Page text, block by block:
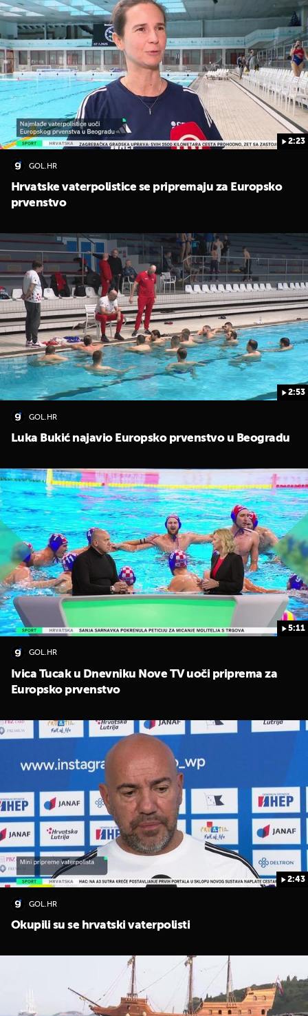
2:23
GOL.HR
Hrvatske vaterpolistice se pripremaju za Europsko
prvenstvo
2:53
GOL.HR
Luka Bukić najavio Europsko prvenstvo u Beogradu
5:11
GOL.HR
Ivica Tucak u Dnevniku Nove TV uoči priprema za
Europsko prvenstvo
2:43
GOL.HR
Okupili su se hrvatski vaterpolisti